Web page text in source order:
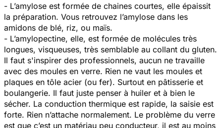
- L’amylose est formée de chaines courtes, elle épaissit
la préparation. Vous retrouvez l’amylose dans les
amidons de blé, riz, ou maïs.
- L’amylopectine, elle, est formée de molécules très
longues, visqueuses, très semblable au collant du gluten.
Il faut s'inspirer des professionnels, aucun ne travaille
avec des moules en verre. Rien ne vaut les moules et
plaques en tôle acier (ou fer). Surtout en pâtisserie et
boulangerie. Il faut juste penser à huiler et à bien le
sécher. La conduction thermique est rapide, la saisie est
forte. Rien n’attache normalement. Le problème du verre
est que c’est un matériau peu conducteur, il est au moins